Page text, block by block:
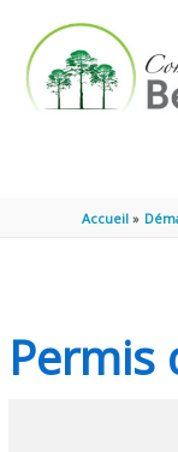
Accueil
Permis